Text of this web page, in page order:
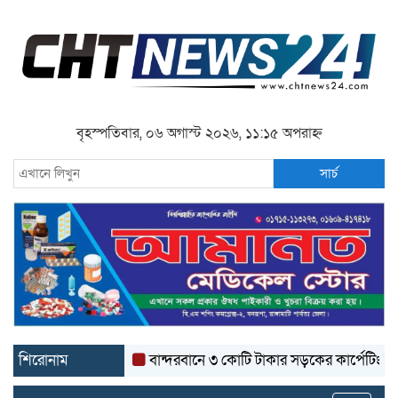
বৃহস্পতিবার, ০৬ অগাস্ট ২০২৬, ১১:১৫ অপরাহ্ন
সার্চ
শিরোনাম বান্দরবানে ৩ কোটি টাকার সড়কের কার্পেটিং উঠে